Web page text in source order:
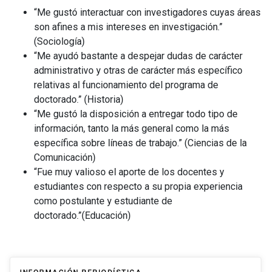
“Me gustó interactuar con investigadores cuyas áreas
son afines a mis intereses en investigación.”
(Sociología)
“Me ayudó bastante a despejar dudas de carácter
administrativo y otras de carácter más específico
relativas al funcionamiento del programa de
doctorado.” (Historia)
“Me gustó la disposición a entregar todo tipo de
información, tanto la más general como la más
específica sobre líneas de trabajo.” (Ciencias de la
Comunicación)
“Fue muy valioso el aporte de los docentes y
estudiantes con respecto a su propia experiencia
como postulante y estudiante de
doctorado.”(Educación)